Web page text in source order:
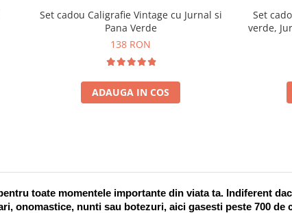
Set cadou Caligrafie Vintage cu Jurnal si
Pana Verde
138 RON
ADAUGA IN COS
Set
verde,
toate momentele importante din viata ta. Indiferent
onomastice, nunti sau botezuri, aici gasesti peste 700 de